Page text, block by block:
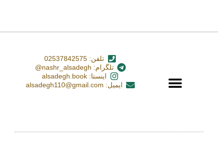
تلفن: 02537842575
تلگرام: nashr_alsadegh@
اینستا: alsadegh.book
ایمیل: alsadegh110@gmail.com